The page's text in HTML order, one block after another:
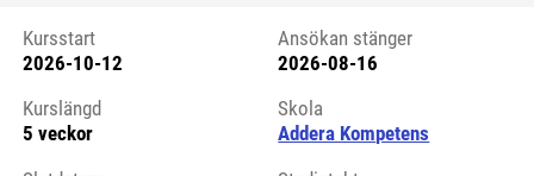
Kursstart 6076760
Kursstart
2026-10-12
Ansökan stänger
2026-08-16
Kurslängd
5 veckor
Skola
Addera Kompetens